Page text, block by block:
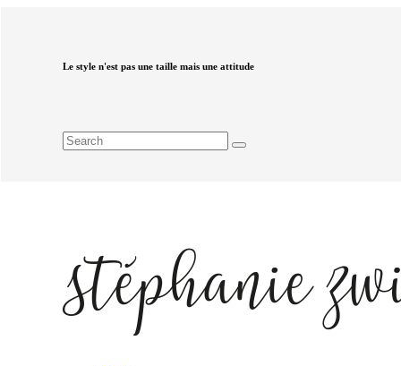
Le style n'est pas une taille mais une attitude